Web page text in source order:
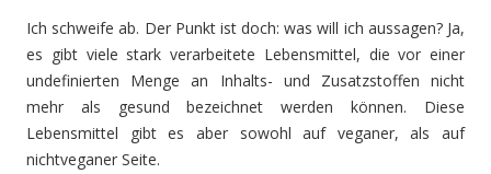
Ich schweife ab. Der Punkt ist doch: was will ich aussagen? Ja,
es gibt viele stark verarbeitete Lebensmittel, die vor einer
undefinierten Menge an Inhalts- und Zusatzstoffen nicht
mehr als gesund bezeichnet werden können. Diese
Lebensmittel gibt es aber sowohl auf veganer, als auf
nichtveganer Seite.